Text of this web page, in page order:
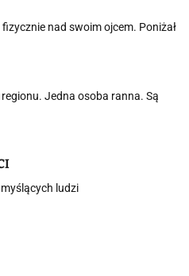
nad swoim ojcem. Poniżał
Jedna osoba ranna. Są
ludzi